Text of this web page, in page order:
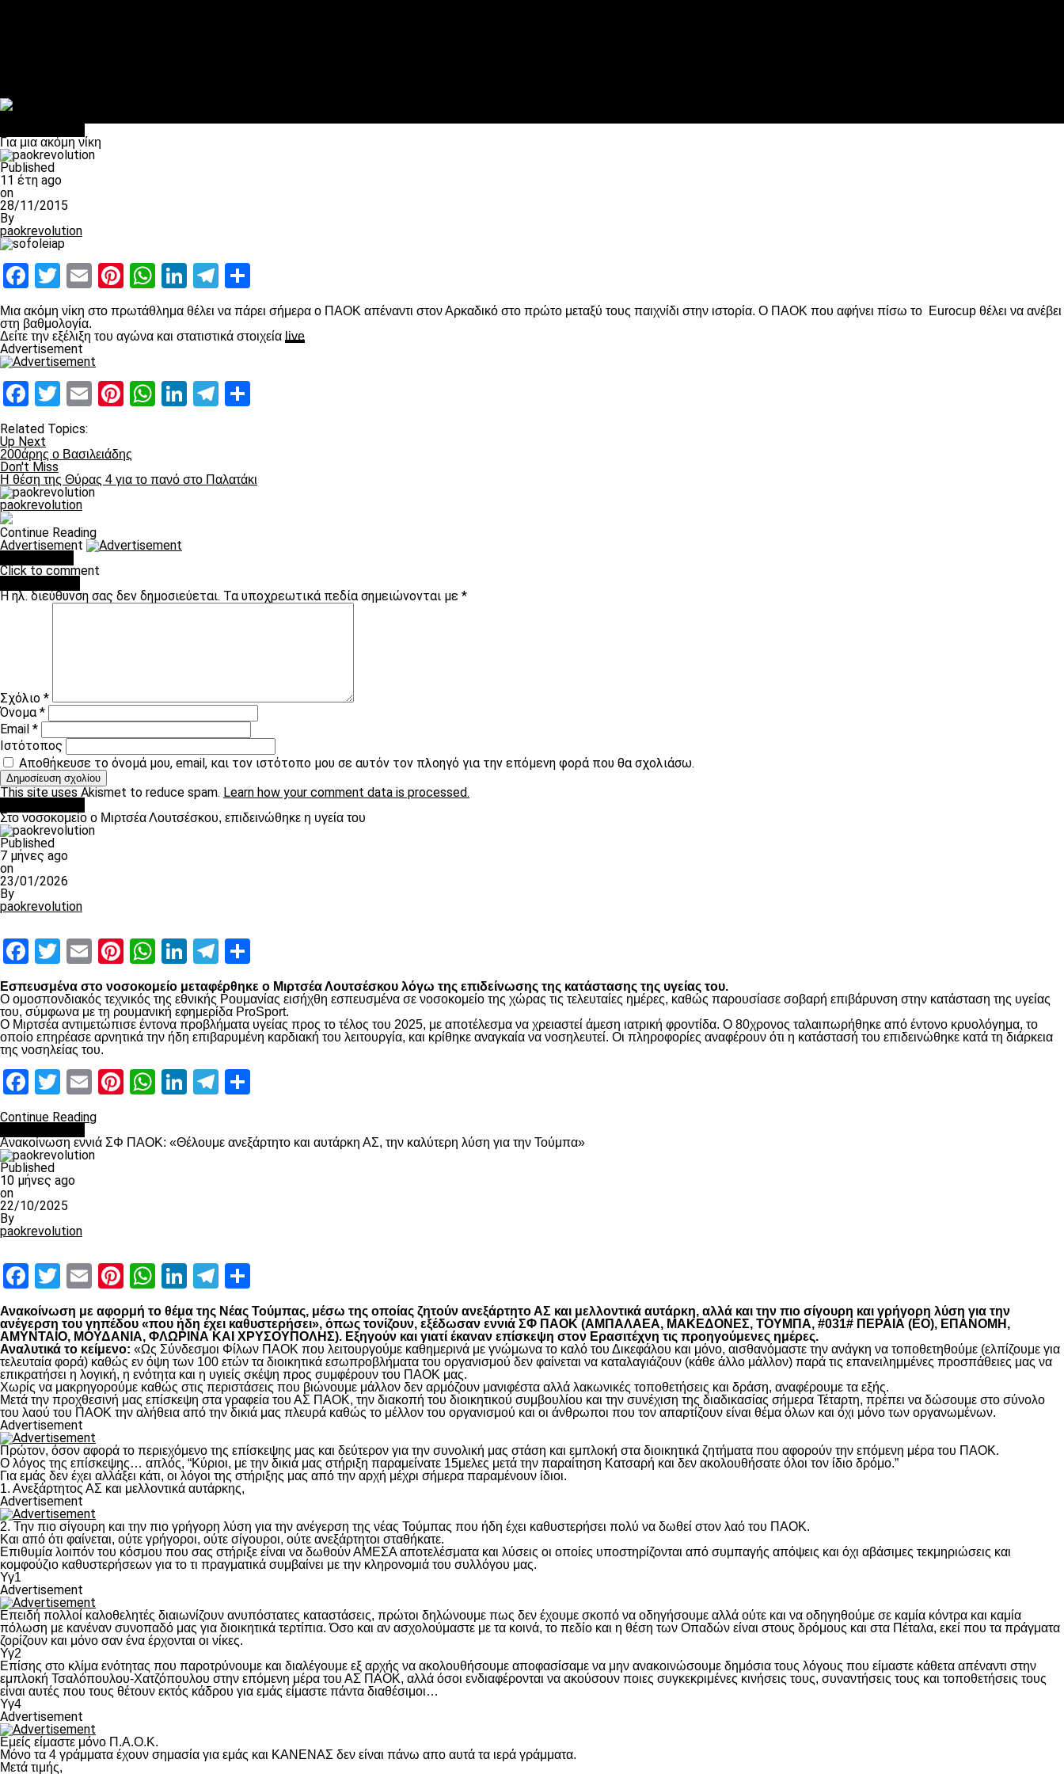
Για μια ακόμη νίκη
Published
11 έτη ago
on
28/11/2015
By
paokrevolution
Facebook
Twitter
EmailPinterest
WhatsApp
LinkedIn
Telegram
Μια ακόμη νίκη στο πρωτάθλημα θέλει να πάρει σήμερα ο ΠΑΟΚ απέναντι στον Αρκαδικό στο πρώτο μεταξύ τους παιχνίδι στην ιστορία. Ο ΠΑΟΚ που αφήνει πίσω το Eurocup θέλει να ανέβει
στη βαθμολογία.
Δείτε την εξέλιξη του αγώνα και στατιστικά στοιχεία live
Advertisement
Facebook
Twitter
EmailPinterest
WhatsApp
LinkedIn
Telegram
Related Topics:
Up Next
200άρης ο Βασιλειάδης
Don't Miss
Η θέση της Θύρας 4 για το πανό στο Παλατάκι
paokrevolution
Continue Reading
Advertisement
Click to comment
Η ηλ. διεύθυνση σας δεν δημοσιεύεται. Τα υποχρεωτικά πεδία σημειώνονται με *
Σχόλιο *
Όνομα*
Email *
Ιστότοπος
Αποθήκευσε το όνομά μου, email, και τον ιστότοπο μου σε αυτόν τον πλοηγό για την επόμενη φορά που θα σχολιάσω.
This site uses Akismet to reduce spam. Learn how your comment data is processed.
Στο νοσοκομείο ο Μιρτσέα Λουτσέσκου, επιδεινώθηκε η υγεία του
Published
7 μήνες ago
on
23/01/2026
By
paokrevolution
Facebook
Twitter
EmailPinterest
WhatsApp
LinkedIn
Telegram
Εσπευσμένα στο νοσοκομείο μεταφέρθηκε ο Μιρτσέα Λουτσέσκου λόγω της επιδείνωσης της κατάστασης της υγείας του.
Ο ομοσπονδιακός τεχνικός της εθνικής Ρουμανίας εισήχθη εσπευσμένα σε νοσοκομείο της χώρας τις τελευταίες ημέρες, καθώς παρουσίασε σοβαρή επιβάρυνση στην κατάσταση της υγείας
του, σύμφωνα με τη ρουμανική εφημερίδα ProSport.
Ο Μιρτσέα αντιμετώπισε έντονα προβλήματα υγείας προς το τέλος του 2025, με αποτέλεσμα να χρειαστεί άμεση ιατρική φροντίδα. Ο 80χρονος ταλαιπωρήθηκε από έντονο κρυολόγημα, το
οποίο επηρέασε αρνητικά την ήδη επιβαρυμένη καρδιακή του λειτουργία, και κρίθηκε αναγκαία να νοσηλευτεί. Οι πληροφορίες αναφέρουν ότι η κατάστασή του επιδεινώθηκε κατά τη διάρκεια
της νοσηλείας του.
Facebook
Twitter
EmailPinterest
WhatsApp
LinkedIn
Telegram
Continue Reading
Ανακοίνωση εννιά ΣΦ ΠΑΟΚ: «Θέλουμε ανεξάρτητο και αυτάρκη ΑΣ, την καλύτερη λύση για την Τούμπα»
Published
10 μήνες ago
on
22/10/2025
By
paokrevolution
Facebook
Twitter
EmailPinterest
WhatsApp
LinkedIn
Telegram
Ανακοίνωση με αφορμή το θέμα της Νέας Τούμπας, μέσω της οποίας ζητούν ανεξάρτητο ΑΣ και μελλοντικά αυτάρκη, αλλά και την πιο σίγουρη και γρήγορη λύση για την
ανέγερση του γηπέδου «που ήδη έχει καθυστερήσει», όπως τονίζουν, εξέδωσαν εννιά ΣΦ ΠΑΟΚ (ΑΜΠΑΛΑΕΑ, ΜΑΚΕΔΟΝΕΣ, ΤΟΥΜΠΑ, #031# ΠΕΡΑΙΑ (ΕΟ), ΕΠΑΝΟΜΗ,
ΑΜΥΝΤΑΙΟ, ΜΟΥΔΑΝΙΑ, ΦΛΩΡΙΝΑ ΚΑΙ ΧΡΥΣΟΥΠΟΛΗΣ). Εξηγούν και γιατί έκαναν επίσκεψη στον Ερασιτέχνη τις προηγούμενες ημέρες.
Αναλυτικά το κείμενο: «Ως Σύνδεσμοι Φίλων ΠΑΟΚ που λειτουργούμε καθημερινά με γνώμωνα το καλό του Δικεφάλου και μόνο, αισθανόμαστε την ανάγκη να τοποθετηθούμε (ελπίζουμε για
τελευταία φορά) καθώς εν όψη των 100 ετών τα διοικητικά εσωπροβλήματα του οργανισμού δεν φαίνεται να καταλαγιάζουν (κάθε άλλο μάλλον) παρά τις επανειλημμένες προσπάθειες μας να
επικρατήσει η λογική, η ενότητα και η υγιείς σκέψη προς συμφέρουν του ΠΑΟΚ μας.
Χωρίς να μακρηγορούμε καθώς στις περιστάσεις που βιώνουμε μάλλον δεν αρμόζουν μανιφέστα αλλά λακωνικές τοποθετήσεις και δράση, αναφέρουμε τα εξής.
Μετά την προχθεσινή μας επίσκεψη στα γραφεία του ΑΣ ΠΑΟΚ, την διακοπή του διοικητικού συμβουλίου και την συνέχιση της διαδικασίας σήμερα Τέταρτη, πρέπει να δώσουμε στο σύνολο
του λαού του ΠΑΟΚ την αλήθεια από την δικιά μας πλευρά καθώς το μέλλον του οργανισμού και οι άνθρωποι που τον απαρτίζουν είναι θέμα όλων και όχι μόνο των οργανωμένων.
Advertisement
Πρώτον, όσον αφορά το περιεχόμενο της επίσκεψης μας και δεύτερον για την συνολική μας στάση και εμπλοκή στα διοικητικά ζητήματα που αφορούν την επόμενη μέρα του ΠΑΟΚ.
Ο λόγος της επίσκεψης… απλός, “Κύριοι, με την δικιά μας στήριξη παραμείνατε 15μελες μετά την παραίτηση Κατσαρή και δεν ακολουθήσατε όλοι τον ίδιο δρόμο.”
Για εμάς δεν έχει αλλάξει κάτι, οι λόγοι της στήριξης μας από την αρχή μέχρι σήμερα παραμένουν ίδιοι.
1. Ανεξάρτητος ΑΣ και μελλοντικά αυτάρκης,
Advertisement
2. Την πιο σίγουρη και την πιο γρήγορη λύση για την ανέγερση της νέας Τούμπας που ήδη έχει καθυστερήσει πολύ να δωθεί στον λαό του ΠΑΟΚ.
Και από ότι φαίνεται, ούτε γρήγοροι, ούτε σίγουροι, ούτε ανεξάρτητοι σταθήκατε.
Επιθυμία λοιπόν του κόσμου που σας στήριξε είναι να δωθούν ΑΜΕΣΑ αποτελέσματα και λύσεις οι οποίες υποστηρίζονται από συμπαγής απόψεις και όχι αβάσιμες τεκμηριώσεις και
κομφούζιο καθυστερήσεων για το τι πραγματικά συμβαίνει με την κληρονομιά του συλλόγου μας.
Υγ1
Advertisement
Επειδή πολλοί καλοθελητές διαιωνίζουν ανυπόστατες καταστάσεις, πρώτοι δηλώνουμε πως δεν έχουμε σκοπό να οδηγήσουμε αλλά ούτε και να οδηγηθούμε σε καμία κόντρα και καμία
πόλωση με κανέναν συνοπαδό μας για διοικητικά τερτίπια. Όσο και αν ασχολούμαστε με τα κοινά, το πεδίο και η θέση των Οπαδών είναι στους δρόμους και στα Πέταλα, εκεί που τα πράγματα
ζορίζουν και μόνο σαν ένα έρχονται οι νίκες.
Υγ2
Επίσης στο κλίμα ενότητας που παροτρύνουμε και διαλέγουμε εξ αρχής να ακολουθήσουμε αποφασίσαμε να μην ανακοινώσουμε δημόσια τους λόγους που είμαστε κάθετα απέναντι στην
εμπλοκή Τσαλόπουλου-Χατζόπουλου στην επόμενη μέρα του ΑΣ ΠΑΟΚ, αλλά όσοι ενδιαφέρονται να ακούσουν ποιες συγκεκριμένες κινήσεις τους, συναντήσεις τους και τοποθετήσεις τους
είναι αυτές που τους θέτουν εκτός κάδρου για εμάς είμαστε πάντα διαθέσιμοι…
Υγ4
Advertisement
Εμείς είμαστε μόνο Π.Α.Ο.Κ.
Μόνο τα 4 γράμματα έχουν σημασία για εμάς και ΚΑΝΕΝΑΣ δεν είναι πάνω απο αυτά τα ιερά γράμματα.
Μετά τιμής,